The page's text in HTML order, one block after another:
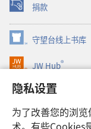
隐私设置
为了改善您的浏
术。有些Cookies
捐款
（打
开
新
窗
口）
守望台线上书库
（打
开
新
口）
JW Hub®
（打
开
新
口）
JW Library®
Watchtower